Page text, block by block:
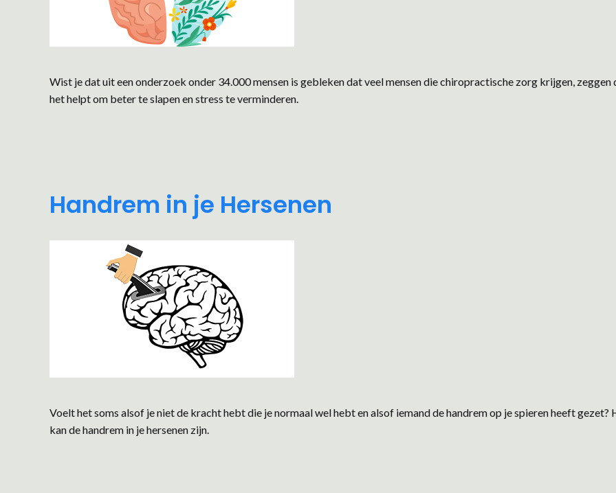
Wist je dat uit een onderzoek onder 34.000 mensen is gebleken dat veel mensen die chiropractische zorg krijgen, zeggen
het helpt om beter te slapen en stress te verminderen.
Handrem in je Hersenen
Voelt het soms alsof je niet de kracht hebt die je normaal wel hebt en alsof iemand de handrem op je spieren heeft gezet?
kan de handrem in je hersenen zijn.